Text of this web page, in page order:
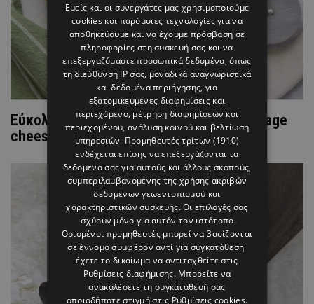
Εύκολη συνταγή για protein pizza με cottage
cheese που γίνεται σε 5 λεπτά
Εμείς και οι συνεργάτες μας χρησιμοποιούμε
cookies και παρόμοιες τεχνολογίες για να
αποθηκεύουμε και να έχουμε πρόσβαση σε
πληροφορίες στη συσκευή σας και να
επεξεργαζόμαστε προσωπικά δεδομένα, όπως
τη διεύθυνση IP σας, μοναδικά αναγνωριστικά
και δεδομένα περιήγησης, για
εξατομικευμένες διαφημίσεις και
περιεχόμενο, μέτρηση διαφημίσεων και
περιεχομένου, ανάλυση κοινού και βελτίωση
υπηρεσιών. Προμηθευτές τρίτων (1910)
ενδέχεται επίσης να επεξεργάζονται τα
δεδομένα σας για αυτούς και άλλους σκοπούς,
συμπεριλαμβανομένης της χρήσης ακριβών
δεδομένων γεωεντοπισμού και
χαρακτηριστικών συσκευής. Οι επιλογές σας
ισχύουν μόνο για αυτόν τον ιστότοπο.
Ορισμένοι προμηθευτές μπορεί να βασίζονται
σε έννομο συμφέρον αντί για συγκατάθεση·
έχετε το δικαίωμα να αντιταχθείτε στις
Ρυθμίσεις διαφήμισης. Μπορείτε να
ανακαλέσετε τη συγκατάθεσή σας
οποιαδήποτε στιγμή στις Ρυθμίσεις cookies.